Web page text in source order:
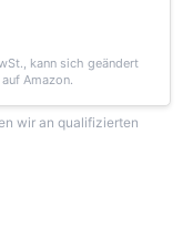
kann sich geändert
Amazon.
wir an qualifizierten